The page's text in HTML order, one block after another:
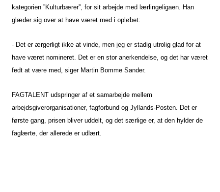
kategorien ”Kulturbærer”, for sit arbejde med lærlingeligaen. Han
glæder sig over at have været med i opløbet:
- Det er ærgerligt ikke at vinde, men jeg er stadig utrolig glad for at
have været nomineret. Det er en stor anerkendelse, og det har været
fedt at være med, siger Martin Bomme Sander.
FAGTALENT udspringer af et samarbejde mellem
arbejdsgiverorganisationer, fagforbund og Jyllands-Posten. Det er
første gang, prisen bliver uddelt, og det særlige er, at den hylder de
faglærte, der allerede er udlært.